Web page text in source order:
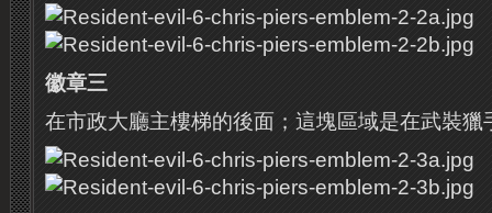
徽章三
在市政大廳主樓梯的後面；這塊區域是在武裝獵